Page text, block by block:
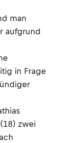
man
aufgrund
in Frage
zwei